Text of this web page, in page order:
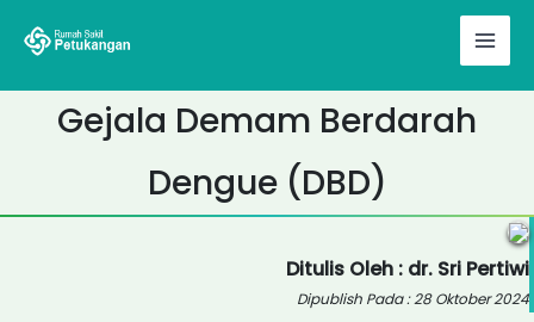
Gejala Demam Berdarah
Dengue (DBD)
Ditulis Oleh : dr. Sri Pertiwi
Dipublish Pada : 28 Oktober 2024